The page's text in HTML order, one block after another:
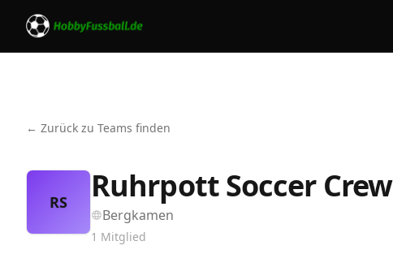
← Zurück zu Teams finden
RS Ruhrpott Soccer Crew
Bergkamen
1 Mitglied